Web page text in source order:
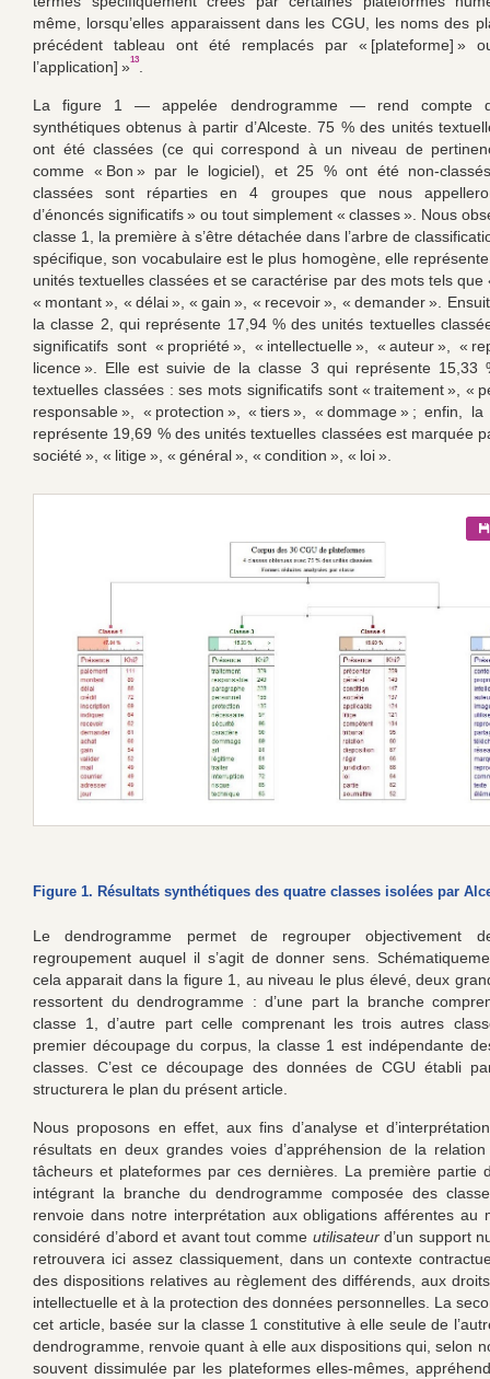
même, lorsqu’elles apparaissent dans les CGU, les noms des
précédent tableau ont été remplacés par « [plateforme] »
l’application] »13
La figure 1 — appelée dendrogramme — rend compte
synthétiques obtenus à partir d’Alceste. 75 % des unités
ont été classées (ce qui correspond à un niveau de
comme « Bon » par le logiciel), et 25 % ont été non-
classées sont réparties en 4 groupes que nous
d’énoncés significatifs » ou tout simplement « classes ». Nous
classe 1, la première à s’être détachée dans l’arbre de
spécifique, son vocabulaire est le plus homogène, elle
unités textuelles classées et se caractérise par des mots tels que
« montant », « délai », « gain », « recevoir », « demander ».
la classe 2, qui représente 17,94 % des unités textuelles
significatifs sont « propriété », « intellectuelle », « auteur », «
licence ». Elle est suivie de la classe 3 qui représente 15,33
textuelles classées : ses mots significatifs sont « traitement », «
responsable », « protection », « tiers », « dommage » ; enfin,
représente 19,69 % des unités textuelles classées est marquée
société », « litige », « général », « condition », « loi ».
Figure 1. Résultats synthétiques des quatre classes isolées par
Le dendrogramme permet de regrouper objectivement
regroupement auquel il s’agit de donner sens.
cela apparait dans la figure 1, au niveau le plus élevé, deux
ressortent du dendrogramme : d’une part la branche
classe 1, d’autre part celle comprenant les trois autres
premier découpage du corpus, la classe 1 est indépendante
classes. C’est ce découpage des données de CGU établi
structurera le plan du présent article.
Nous proposons en effet, aux fins d’analyse et
résultats en deux grandes voies d’appréhension de la
tâcheurs et plateformes par ces dernières. La première partie
intégrant la branche du dendrogramme composée des
renvoie dans notre interprétation aux obligations afférentes au
considéré d’abord et avant tout comme utilisateurd’un support
retrouvera ici assez classiquement, dans un contexte
des dispositions relatives au règlement des différends, aux
intellectuelle et à la protection des données personnelles. La
cet article, basée sur la classe 1 constitutive à elle seule de
dendrogramme, renvoie quant à elle aux dispositions qui, selon
souvent dissimulée par les plateformes elles-mêmes,